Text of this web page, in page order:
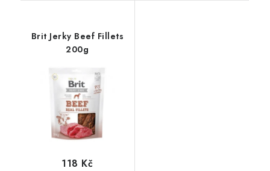
Brit Jerky Beef Fillets
200g
118 Kč